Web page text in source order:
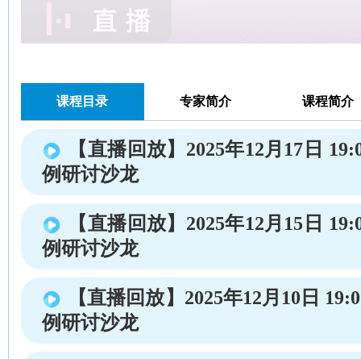
课程目录 专家简介 课程简介
【直播回放】2025年12月17日
例研讨沙龙
【直播回放】2025年12月15日
例研讨沙龙
【直播回放】2025年12月10日
例研讨沙龙